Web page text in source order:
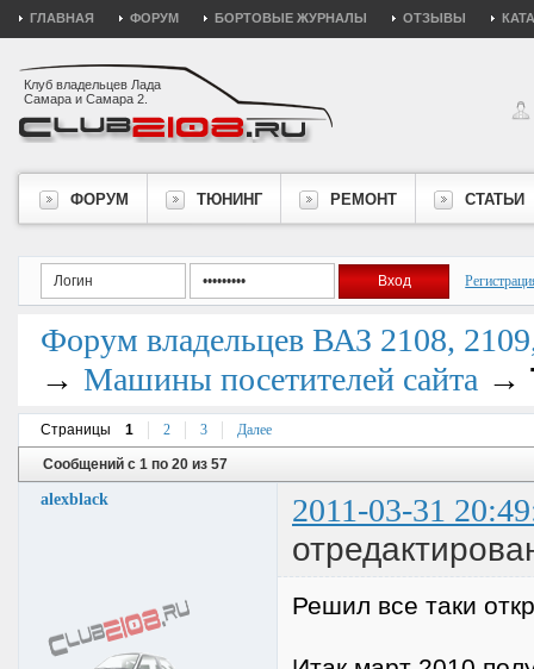
ГЛАВНАЯ ФОРУМ БОРТОВЫЕ ЖУРНАЛЫ ОТЗЫВЫ
Клуб владельцев Лада
Самара и Самара 2.
ФОРУМ ТЮНИНГ РЕМОНТ СТАТЬИ
Форум владельцев ВАЗ 2108,
→ Машины посетителей сайта →
Страницы 1 2 3 Далее
Сообщений с 1 по 20 из 57
alexblack 2011-03-31
Решил все таки